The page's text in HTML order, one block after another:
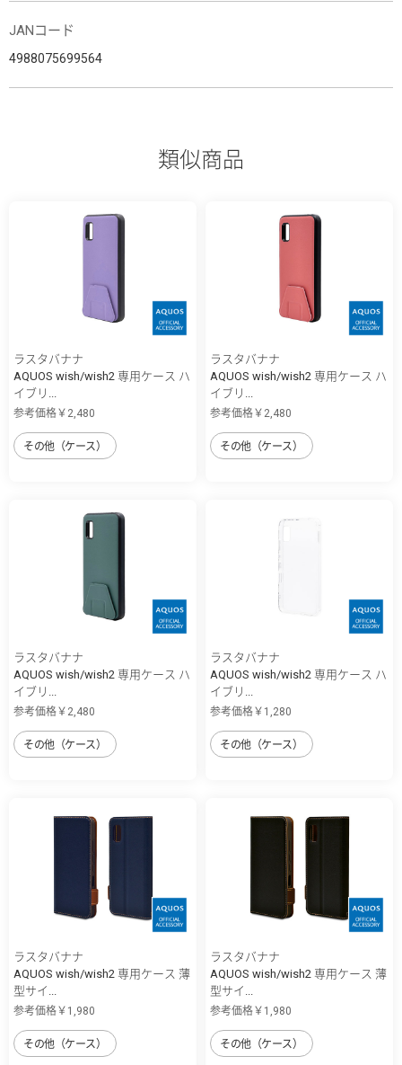
JANコード
4988075699564
類似商品
ラスタバナナ
AQUOS wish/wish2 専用ケース ハ
イブリ...
参考価格￥2,480
その他（ケース）
ラスタバナナ
AQUOS wish/wish2 専用ケース ハ
イブリ...
参考価格￥2,480
その他（ケース）
ラスタバナナ
AQUOS wish/wish2 専用ケース ハ
イブリ...
参考価格￥2,480
その他（ケース）
ラスタバナナ
AQUOS wish/wish2 専用ケース ハ
イブリ...
参考価格￥1,280
その他（ケース）
ラスタバナナ
AQUOS wish/wish2 専用ケース 薄
型サイ...
参考価格￥1,980
その他（ケース）
ラスタバナナ
AQUOS wish/wish2 専用ケース 薄
型サイ...
参考価格￥1,980
その他（ケース）